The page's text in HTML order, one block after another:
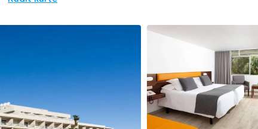
Tanzānija
Zanzibāra
Albānija